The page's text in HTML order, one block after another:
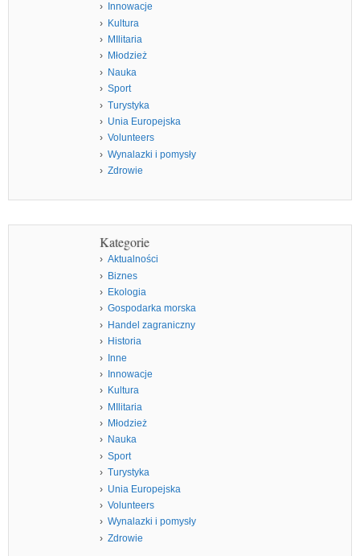
Innowacje
Kultura
MIlitaria
Młodzież
Nauka
Sport
Turystyka
Unia Europejska
Volunteers
Wynalazki i pomysły
Zdrowie
Kategorie
Aktualności
Biznes
Ekologia
Gospodarka morska
Handel zagraniczny
Historia
Inne
Innowacje
Kultura
MIlitaria
Młodzież
Nauka
Sport
Turystyka
Unia Europejska
Volunteers
Wynalazki i pomysły
Zdrowie